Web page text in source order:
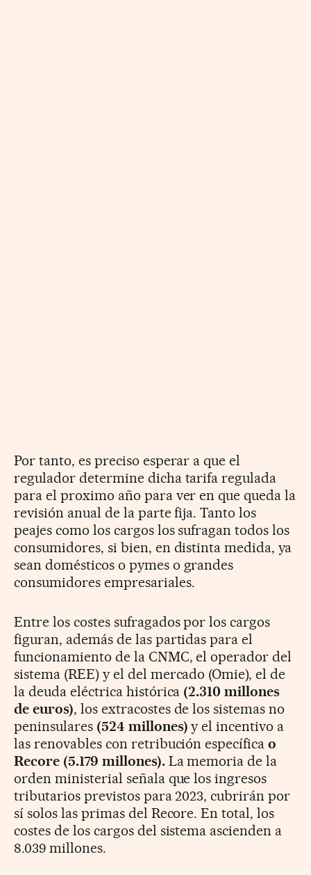
Por tanto, es preciso esperar a que el
regulador determine dicha tarifa regulada
para el proximo año para ver en que queda la
revisión anual de la parte fija. Tanto los
peajes como los cargos los sufragan todos los
consumidores, si bien, en distinta medida, ya
sean domésticos o pymes o grandes
consumidores empresariales.
Entre los costes sufragados por los cargos
figuran, además de las partidas para el
funcionamiento de la CNMC, el operador del
sistema (REE) y el del mercado (Omie), el de
la deuda eléctrica histórica (2.310 millones
de euros), los extracostes de los sistemas no
peninsulares(524 millones) y el incentivo a
las renovables con retribución específicao
Recore (5.179 millones).La memoria de la
orden ministerial señala que los ingresos
tributarios previstos para 2023, cubrirán por
sí solos las primas del Recore. En total, los
costes de los cargos del sistema ascienden a
8.039 millones.